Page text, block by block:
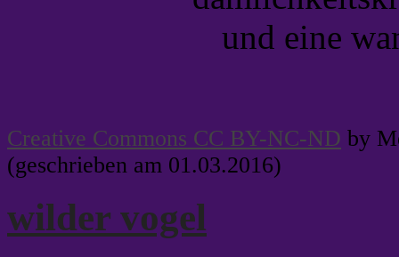
und eine
Creative Commons CC BY-NC-ND by
(geschrieben am 01.03.2016)
wilder vogel